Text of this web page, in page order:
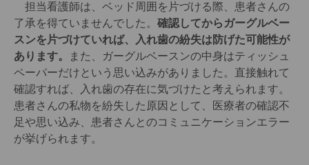
担当看護師は、ベッド周囲を片づける際、患者さんの
了承を得ていませんでした。 確認してからガーグルベー
スンを片づけていれば、入れ歯の紛失は防げた可能性が
あります。
また、ガーグルベースンの中身はティッシュ
ペーパーだけという思い込みがありました。直接触れて
確認すれば、入れ歯の存在に気づけたと考えられます。
患者さんの私物を紛失した原因として、医療者の確認不
足や思い込み、患者さんとのコミュニケーションエラー
が挙げられます。